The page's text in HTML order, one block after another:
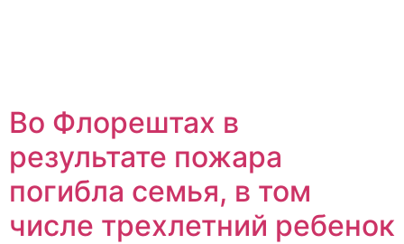
Во Флорештах в
результате пожара
погибла семья, в том
числе трехлетний ребенок